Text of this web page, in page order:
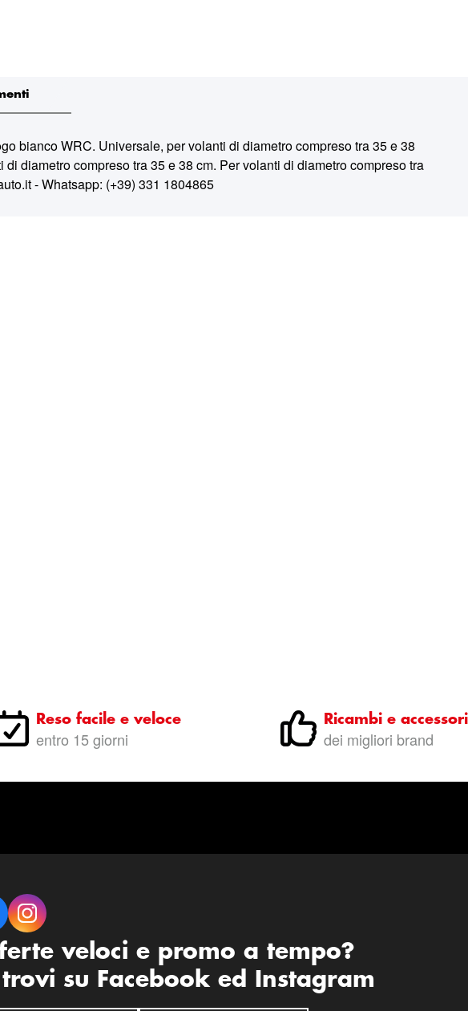
bianco WRC. Universale, per volanti di diametro compreso tra 35 e 38
diametro compreso tra 35 e 38 cm. Per volanti di diametro compreso tra
- Whatsapp: (+39) 331 1804865
Reso facile e veloce
entro 15 giorni
Ricambi e accessori
dei migliori brand
veloci e promo a tempo?
trovi su Facebook ed Instagram